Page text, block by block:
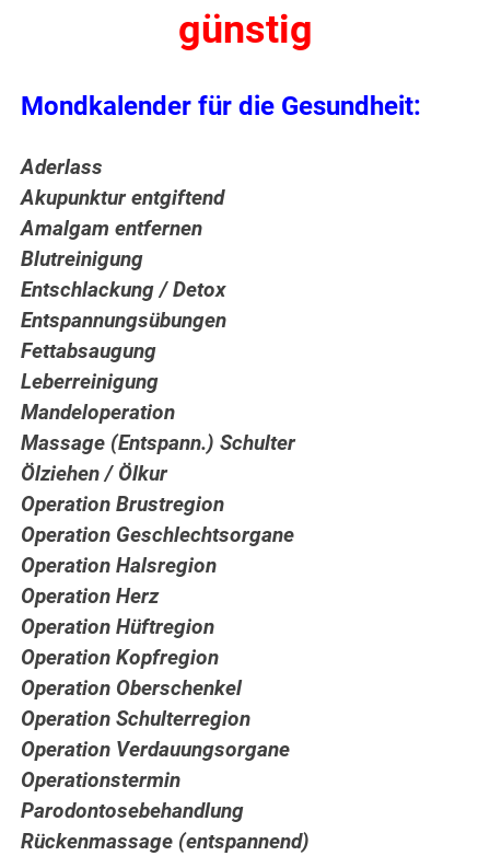
günstig
Mondkalender für die Gesundheit:
Aderlass
Akupunktur entgiftend
Amalgam entfernen
Blutreinigung
Entschlackung / Detox
Entspannungsübungen
Fettabsaugung
Leberreinigung
Mandeloperation
Massage (Entspann.) Schulter
Ölziehen / Ölkur
Operation Brustregion
Operation Geschlechtsorgane
Operation Halsregion
Operation Herz
Operation Hüftregion
Operation Kopfregion
Operation Oberschenkel
Operation Schulterregion
Operation Verdauungsorgane
Operationstermin
Parodontosebehandlung
Rückenmassage (entspannend)